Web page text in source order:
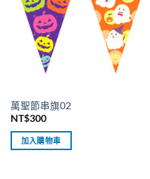
萬聖節串旗02
NT$300
加入購物車